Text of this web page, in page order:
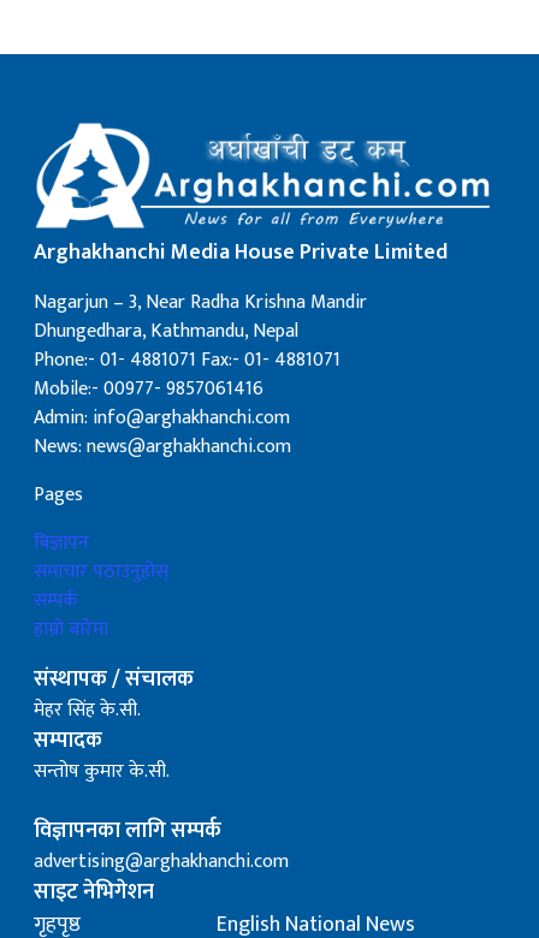
Arghakhanchi Media House Private Limited
Nagarjun – 3, Near Radha Krishna Mandir
Dhungedhara, Kathmandu, Nepal
Phone:- 01- 4881071 Fax:- 01- 4881071
Mobile:- 00977- 9857061416
Admin: info@arghakhanchi.com
News: news@arghakhanchi.com
Pages
बिज्ञापन
समाचार पठाउनुहोस्
सम्पर्क
हाम्रो बारेमा
संस्थापक / संचालक
मेहर सिंह के.सी.
सम्पादक
सन्तोष कुमार के.सी.
विज्ञापनका लागि सम्पर्क
advertising@arghakhanchi.com
साइट नेभिगेशन
गृहपृष्ठ
English National News